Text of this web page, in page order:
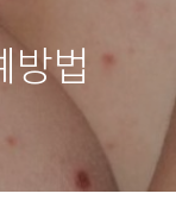
방법